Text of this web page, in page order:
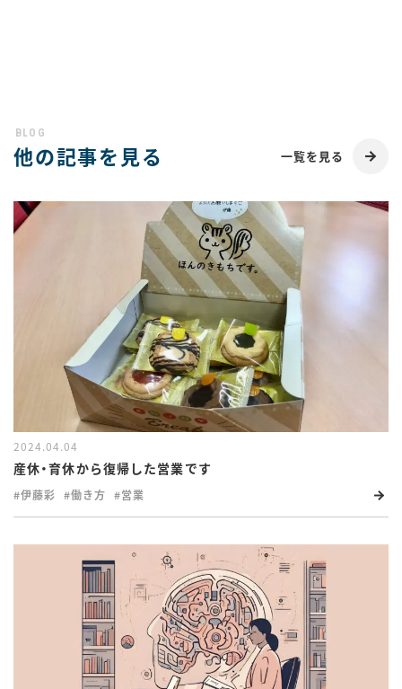
他の記事を見る 一覧を見る
2024.04.04
産休・育休から復帰した営業です
#伊藤彩 #働き方 #営業